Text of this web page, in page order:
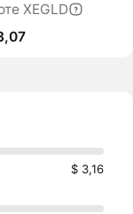
XEGLD
$ 3,16